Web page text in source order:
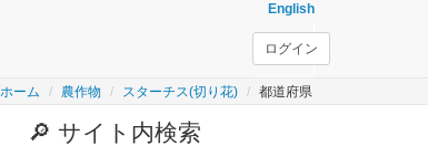
English
ログイン
ホーム 農作物 スターチス(切り花) 都道府県
🔎 サイト内検索